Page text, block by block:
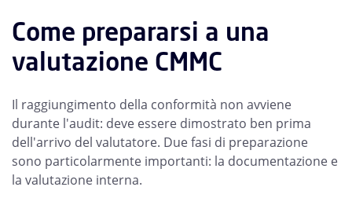
Come prepararsi a una
valutazione CMMC
Il raggiungimento della conformità non avviene
durante l'audit: deve essere dimostrato ben prima
dell'arrivo del valutatore. Due fasi di preparazione
sono particolarmente importanti: la documentazione e
la valutazione interna.